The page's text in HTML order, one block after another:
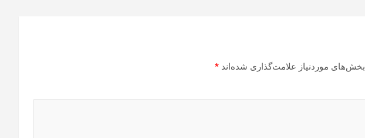
بخش‌های موردنیاز علامت‌گذاری شده‌اند *